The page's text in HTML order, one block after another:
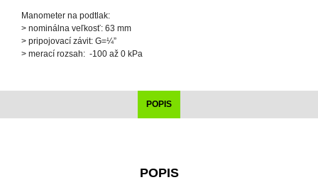
Manometer na podtlak:
> nominálna veľkosť: 63 mm
> pripojovací závit: G=¼”
> merací rozsah: -100 až 0 kPa
POPIS
POPIS